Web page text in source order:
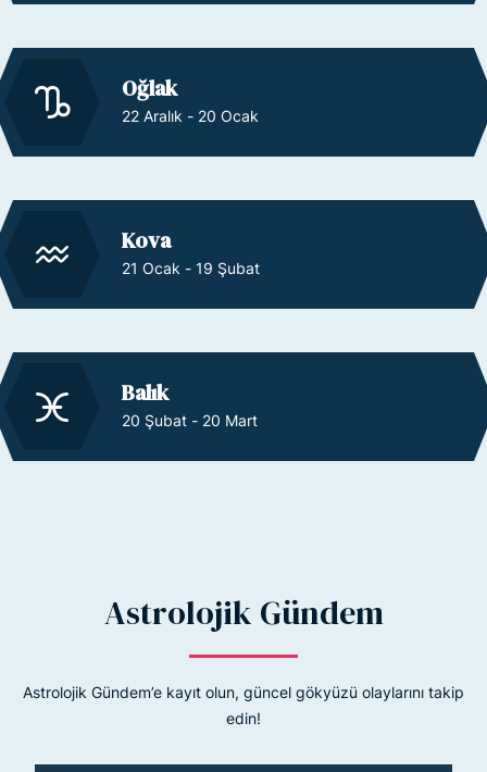
Oğlak
22 Aralık - 20 Ocak
Kova
21 Ocak - 19 Şubat
Balık
20 Şubat - 20 Mart
Astrolojik Gündem
Astrolojik Gündem’e kayıt olun, güncel gökyüzü olaylarını takip
edin!